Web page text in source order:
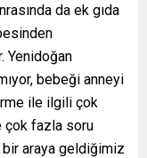
da ek gıda
Yenidoğan
bebeği anneyi
ile ilgili çok
çok fazla soru
bir araya geldiğimiz